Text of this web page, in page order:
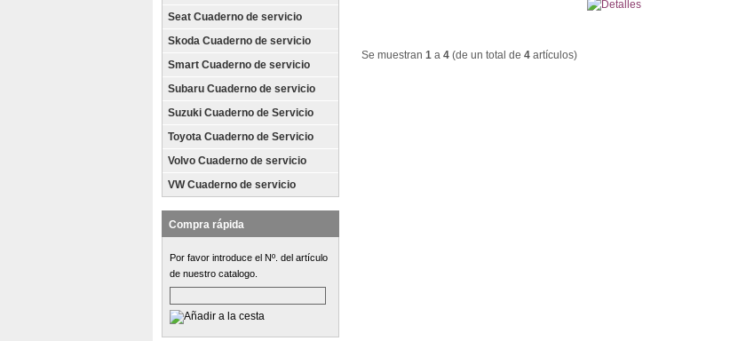
Seat Cuaderno de servicio
Skoda Cuaderno de servicio
Smart Cuaderno de servicio
Subaru Cuaderno de servicio
Suzuki Cuaderno de Servicio
Toyota Cuaderno de Servicio
Volvo Cuaderno de servicio
VW Cuaderno de servicio
Compra rápida
Por favor introduce el Nº. del artículo
de nuestro catalogo.
Se muestran 1 a 4 (de un total de 4 artículos)